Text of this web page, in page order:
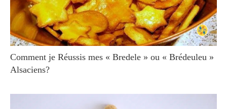
Comment je Réussis mes « Bredele » ou « Brédeuleu »
Alsaciens?